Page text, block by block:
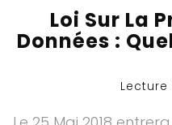
Loi Sur La
Données :
Lecture